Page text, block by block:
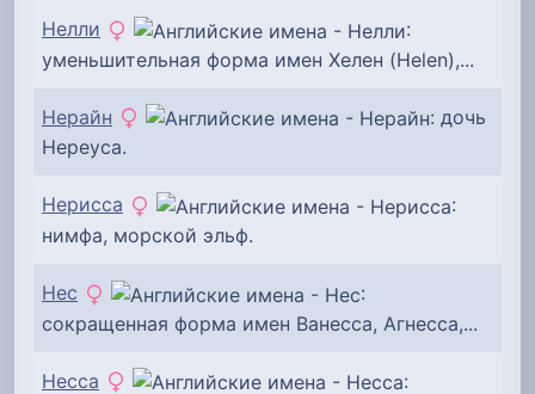
Нелли
:
уменьшительная форма имен Хелен (Helen),...
Нерайн
: дочь
Нереуса.
Нерисса
:
нимфа, морской эльф.
Нес
:
сокращенная форма имен Ванесса, Агнесса,...
Несса
: